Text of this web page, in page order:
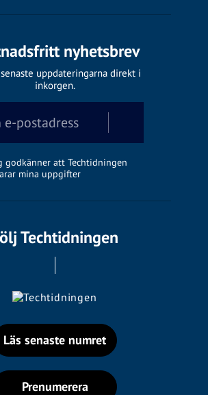
nyhetsbrev
uppdateringarna direkt i
inkorgen.
godkänner att Techtidningen
mina uppgifter
Techtidningen
Läs senaste numret
Prenumerera